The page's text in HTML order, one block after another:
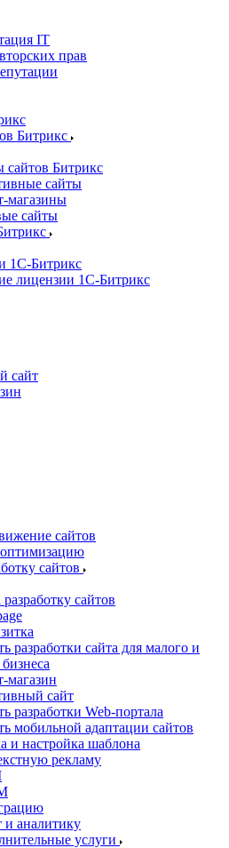
IT
прав
Битрикс
Битрикс
сайты
магазины
сайты
1С-Битрикс
лицензии 1С-Битрикс
сайт
сайтов
сайтов
сайтов
разработки сайта для малого и
магазин
сайт
разработки Web-портала
мобильной адаптации сайтов
и настройка шаблона
рекламу
и аналитику
услуги